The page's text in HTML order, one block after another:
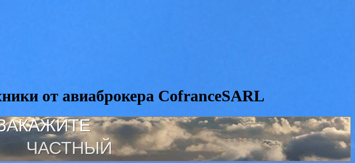
от авиаброкера CofranceSARL